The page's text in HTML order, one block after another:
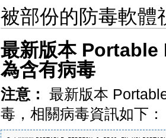
被部份的防毒軟體
最新版本
為含有病毒
注意：
最新版本
毒，相關病毒資訊如下：